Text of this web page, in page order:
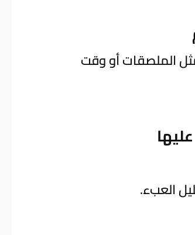
الملصقات أو وقت
العبء.